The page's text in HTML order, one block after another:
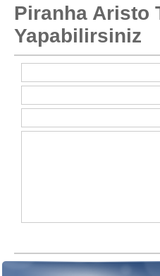
Piranha Aristo
Yapabilirsiniz